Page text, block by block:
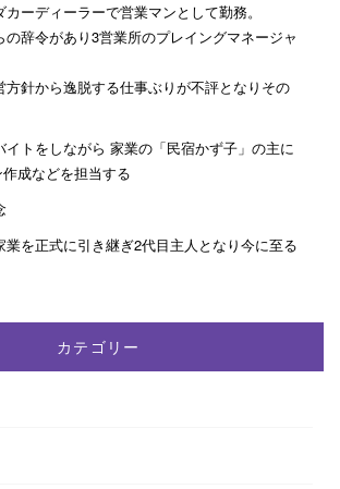
ーディーラーで営業マンとして勤務。
の辞令があり3営業所のプレイングマネージャ
方針から逸脱する仕事ぶりが不評となりその
イトをしながら 家業の「民宿かず子」の主に
成などを担当する
業を正式に引き継ぎ2代目主人となり今に至る
カテゴリー